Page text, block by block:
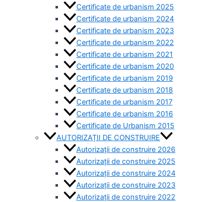
Certificate de urbanism 2025
Certificate de urbanism 2024
Certificate de urbanism 2023
Certificate de urbanism 2022
Certificate de urbanism 2021
Certificate de urbanism 2020
Certificate de urbanism 2019
Certificate de urbanism 2018
Certificate de urbanism 2017
Certificate de urbanism 2016
Certificate de Urbanism 2015
AUTORIZAȚII DE CONSTRUIRE
Autorizații de construire 2026
Autorizații de construire 2025
Autorizații de construire 2024
Autorizații de construire 2023
Autorizații de construire 2022